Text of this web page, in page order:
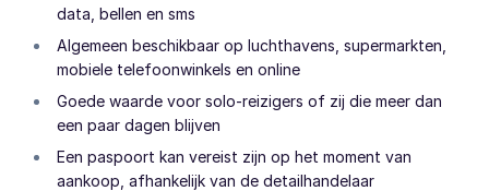
data, bellen en sms
Algemeen beschikbaar op luchthavens, supermarkten,
mobiele telefoonwinkels en online
Goede waarde voor solo-reizigers of zij die meer dan
een paar dagen blijven
Een paspoort kan vereist zijn op het moment van
aankoop, afhankelijk van de detailhandelaar